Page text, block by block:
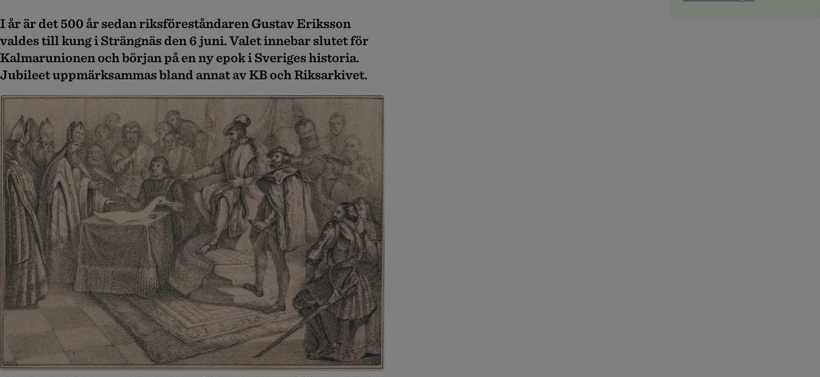
I år är det 500 år sedan riksföreståndaren Gustav Eriksson
valdes till kung i Strängnäs den 6 juni. Valet innebar slutet för
Kalmarunionen och början på en ny epok i Sveriges historia.
Jubileet uppmärksammas bland annat av KB och Riksarkivet.